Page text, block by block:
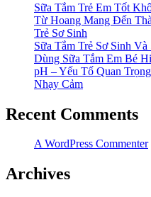
Sữa Tắm Trẻ Em Tốt
Từ Hoang Mang Đến
Trẻ Sơ Sinh
Sữa Tắm Trẻ Sơ Sinh
Dùng Sữa Tắm Em Bé
pH – Yếu Tố Quan
Nhạy Cảm
Recent Comments
A WordPress Commenter
Archives